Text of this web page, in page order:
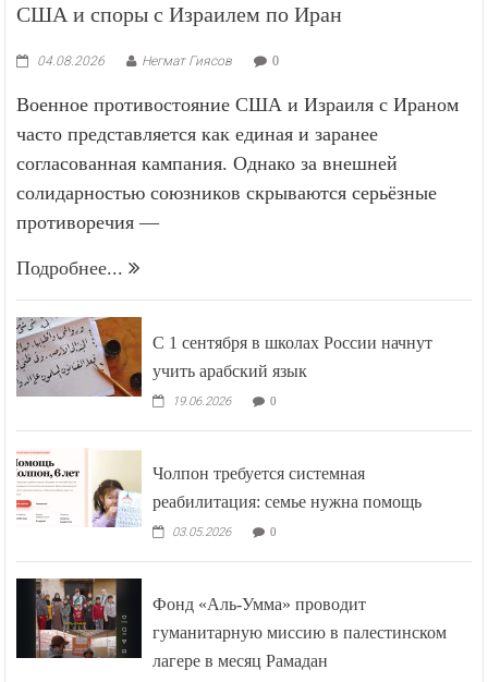
США и споры с Израилем по Иран
04.08.2026 Негмат Гиясов 0
Военное противостояние США и Израиля с Ираном
часто представляется как единая и заранее
согласованная кампания. Однако за внешней
солидарностью союзников скрываются серьёзные
противоречия —
Подробнее...
С 1 сентября в школах России начнут
учить арабский язык
19.06.2026 0
Чолпон требуется системная
реабилитация: семье нужна помощь
03.05.2026 0
Фонд «Аль-Умма» проводит
гуманитарную миссию в палестинском
лагере в месяц Рамадан